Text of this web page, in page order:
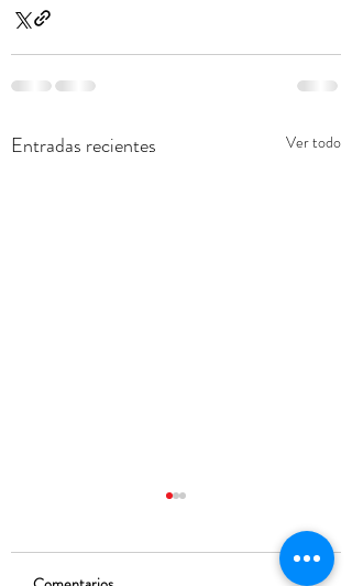
Entradas recientes Ver todo